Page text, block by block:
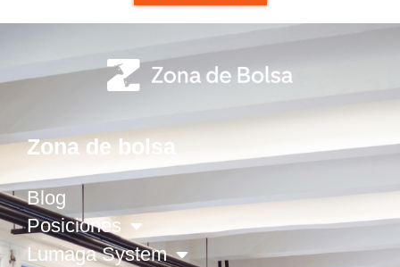
Zona de bolsa
Blog
Posiciones
Lumaga System